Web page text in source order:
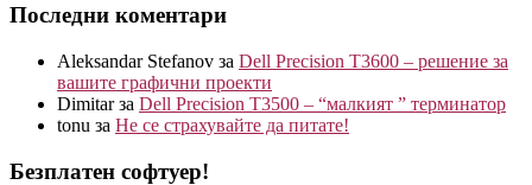
Последни коментари
Aleksandar Stefanov за Dell Precision T3600 – решение за
вашите графични проекти
Dimitarза Dell Precision T3500 – “малкият ” терминатор
tonu за Не се страхувайте да питате!
Безплатен софтуер!